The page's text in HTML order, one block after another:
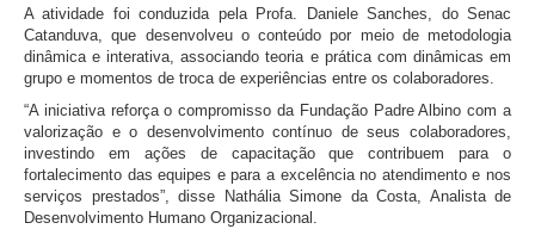
A atividade foi conduzida pela Profa. Daniele Sanches, do Senac
Catanduva, que desenvolveu o conteúdo por meio de metodologia
dinâmica e interativa, associando teoria e prática com dinâmicas em
grupo e momentos de troca de experiências entre os colaboradores.
“A iniciativa reforça o compromisso da Fundação Padre Albino com a
valorização e o desenvolvimento contínuo de seus colaboradores,
investindo em ações de capacitação que contribuem para o
fortalecimento das equipes e para a excelência no atendimento e nos
serviços prestados”, disse Nathália Simone da Costa, Analista de
Desenvolvimento Humano Organizacional.